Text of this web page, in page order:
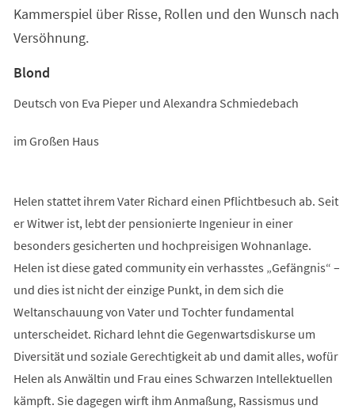
Kammerspiel über Risse, Rollen und den Wunsch nach
Versöhnung.
Blond
Deutsch von Eva Pieper und Alexandra Schmiedebach
im Großen Haus
Helen stattet ihrem Vater Richard einen Pflichtbesuch ab. Seit
er Witwer ist, lebt der pensionierte Ingenieur in einer
besonders gesicherten und hochpreisigen Wohnanlage.
Helen ist diese gated community ein verhasstes „Gefängnis“ –
und dies ist nicht der einzige Punkt, in dem sich die
Weltanschauung von Vater und Tochter fundamental
unterscheidet. Richard lehnt die Gegenwartsdiskurse um
Diversität und soziale Gerechtigkeit ab und damit alles, wofür
Helen als Anwältin und Frau eines Schwarzen Intellektuellen
kämpft. Sie dagegen wirft ihm Anmaßung, Rassismus und